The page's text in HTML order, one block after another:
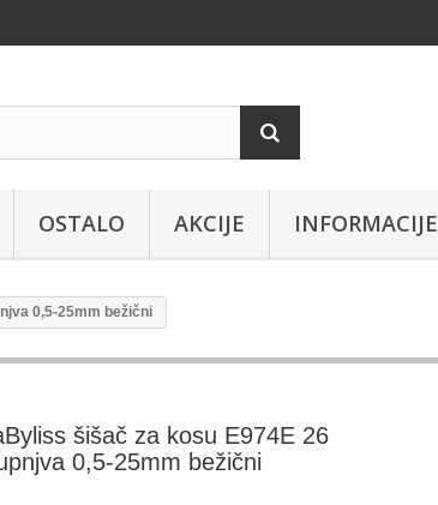
OSTALO AKCIJE INFORMACIJE
0,5-25mm bežični
šišač za kosu E974E 26
0,5-25mm bežični